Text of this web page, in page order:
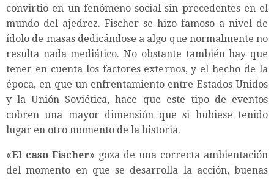
convirtió en un fenómeno social sin precedentes en el
mundo del ajedrez. Fischer se hizo famoso a nivel de
ídolo de masas dedicándose a algo que normalmente no
resulta nada mediático. No obstante también hay que
tener en cuenta los factores externos, y el hecho de la
época, en que un enfrentamiento entre Estados Unidos
y la Unión Soviética, hace que este tipo de eventos
cobren una mayor dimensión que si hubiese tenido
lugar en otro momento de la historia.
«El caso Fischer» goza de una correcta ambientación
del momento en que se desarrolla la acción, buenas